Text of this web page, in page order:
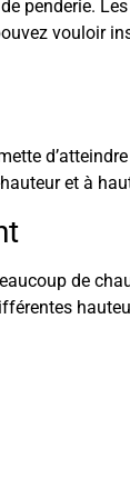
penderie.
vouloir
et à
de